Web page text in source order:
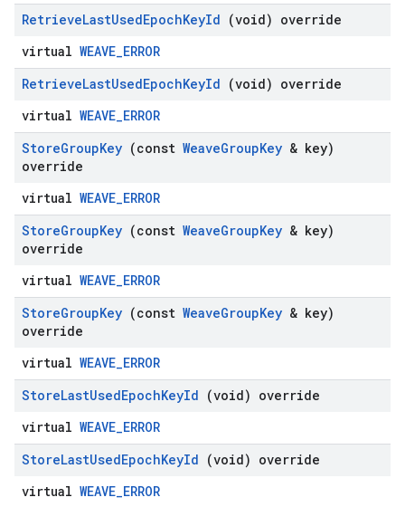
RetrieveLastUsedEpochKeyId (void) override
virtual WEAVE_ERROR
RetrieveLastUsedEpochKeyId (void) override
virtual WEAVE_ERROR
StoreGroupKey (const WeaveGroupKey & key)
override
virtual WEAVE_ERROR
StoreGroupKey (const WeaveGroupKey & key)
override
virtual WEAVE_ERROR
StoreGroupKey (const WeaveGroupKey & key)
override
virtual WEAVE_ERROR
StoreLastUsedEpochKeyId (void) override
virtual WEAVE_ERROR
StoreLastUsedEpochKeyId (void) override
virtual WEAVE_ERROR